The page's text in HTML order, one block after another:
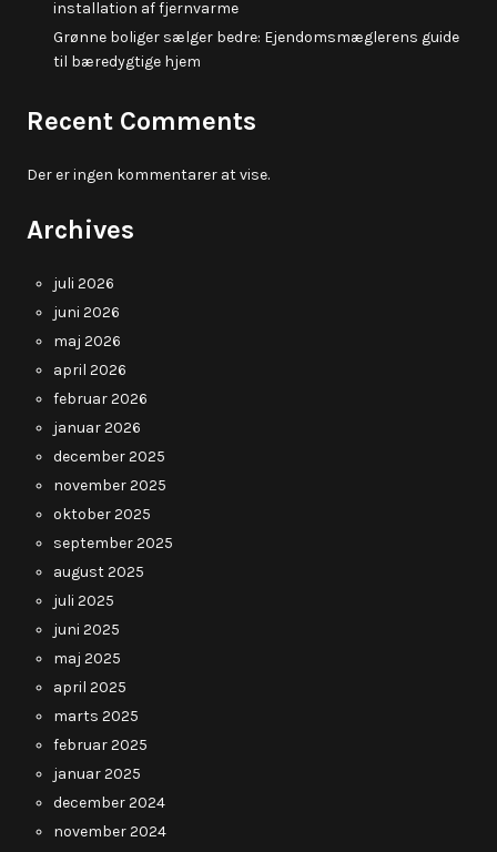
installation af fjernvarme
Grønne boliger sælger bedre: Ejendomsmæglerens guide
til bæredygtige hjem
Recent Comments
Der er ingen kommentarer at vise.
Archives
juli 2026
juni 2026
maj 2026
april 2026
februar 2026
januar 2026
december 2025
november 2025
oktober 2025
september 2025
august 2025
juli 2025
juni 2025
maj 2025
april 2025
marts 2025
februar 2025
januar 2025
december 2024
november 2024